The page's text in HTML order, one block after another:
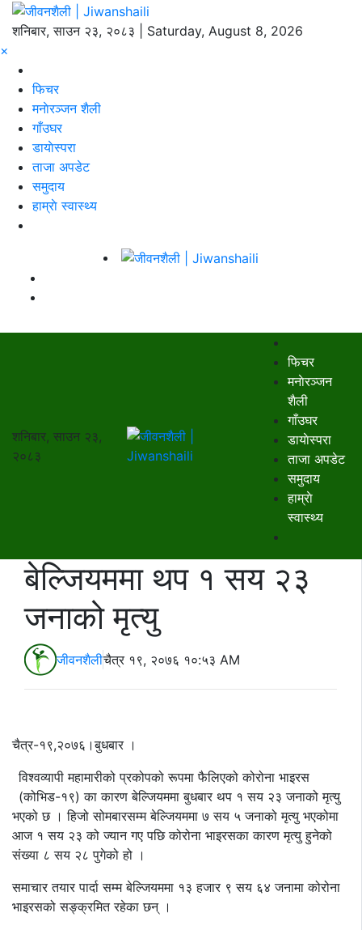
शनिबार, साउन २३, २०८३ | Saturday, August 8, 2026
×
फिचर
मनाेरञ्जन शैली
गाँउघर
डायाेस्परा
ताजा अपडेट
समुदाय
हाम्राे स्वास्थ्य
शनिबार, साउन २३,
२०८३
फिचर
मनाेरञ्जन
शैली
गाँउघर
डायाेस्परा
ताजा अपडेट
समुदाय
हाम्राे
स्वास्थ्य
बेल्जियममा थप १ सय २३
जनाको मृत्यु
जीवनशैलीचैत्र १९, २०७६ १०:५३ AM
चैत्र-१९,२०७६।बुधबार ।
विश्वव्यापी महामारीको प्रकोपको रूपमा फैलिएको कोरोना भाइरस
(कोभिड-१९) का कारण बेल्जियममा बुधबार थप १ सय २३ जनाको मृत्यु
भएको छ । हिजो सोमबारसम्म बेल्जियममा ७ सय ५ जनाको मृत्यु भएकोमा
आज १ सय २३ को ज्यान गए पछि कोरोना भाइरसका कारण मृत्यु हुनेको
संख्या ८ सय २८ पुगेको हो ।
समाचार तयार पार्दा सम्म बेल्जियममा १३ हजार ९ सय ६४ जनामा कोरोना
भाइरसको सङ्क्रमित रहेका छन् ।